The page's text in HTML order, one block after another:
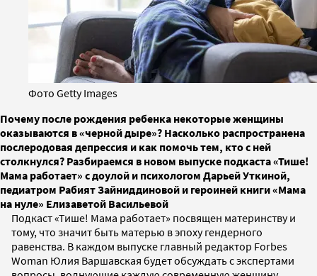
Фото Getty Images
Почему после рождения ребенка некоторые женщины
оказываются в «черной дыре»? Насколько распространена
послеродовая депрессия и как помочь тем, кто с ней
столкнулся? Разбираемся в новом выпуске подкаста «Тише!
Мама работает» с доулой и психологом Дарьей Уткиной,
педиатром Рабият Зайниддиновой и героиней книги «Мама
на нуле» Елизаветой Васильевой
Подкаст «Тише! Мама работает» посвящен материнству и
тому, что значит быть матерью в эпоху гендерного
равенства. В каждом выпуске главный редактор Forbes
Woman Юлия Варшавская будет обсуждать с экспертами